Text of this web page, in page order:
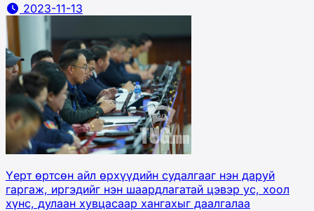
2023-11-13
Үерт өртсөн айл өрхүүдийн судалгааг нэн даруй
гаргаж, иргэдийг нэн шаардлагатай цэвэр ус, хоол
хүнс, дулаан хувцасаар хангахыг даалгалаа